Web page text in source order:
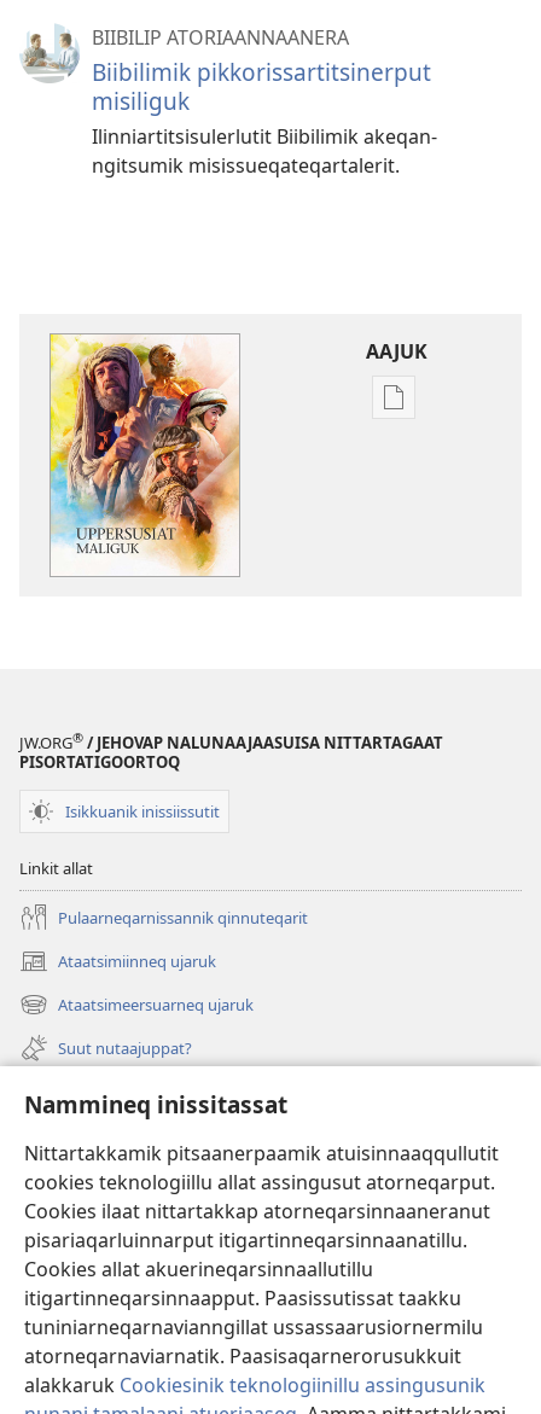
Nammineq inissitassat
Nittartakkamik pitsaanerpaamik atuisinnaaqqullutit
cookies teknologiillu allat assingusut atorneqarput.
Cookies ilaat nittartakkap atorneqarsinnaaneranut
pisariaqarluinnarput itigartinneqarsinnaanatillu.
Cookies allat akuerineqarsinnaallutillu
itigartinneqarsinnaapput. Paasissutissat taakku
tuniniarneqarnavianngillat ussassaarusiornermilu
atorneqarnaviarnatik. Paasisaqarnerorusukkuit
alakkaruk Cookiesinik teknologiinillu assingusunik
BIIBILIP ATORIAANNAANERA
Biibilimik pik­koris­sar­titsiner­put
misiliguk
Ilin­niar­titsisulerlutit Biibilimik akeqan­
ngitsumik misis­sueqateqar­talerit.
AAJUK
Atuagassanik
JW.ORG® / JEHOVAP NALUNAAJAASUISA NITTARTAGAAT
PISORTATIGOORTOQ
Isikkuanik inissiissutit
Linkit allat
Pulaarneqarnissannik qinnuteqarit
Ataatsimiinneq ujaruk
(opens
new
window)
Ataatsimeersuarneq ujaruk
(opens
new
window)
Suut nutaajuppat?
Isiginnaagassiat
Tunissuteqarneq
(opens
new
window)INTERNETIKKUT ATUAGAATEQARFIK Watchtower™
(opens
new
window)JW Hub ®
(opens
new
window)